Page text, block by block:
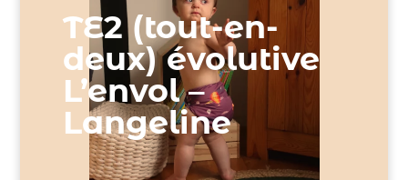
TE2 (tout-en-
deux) évolutive
L’envol –
Langeline